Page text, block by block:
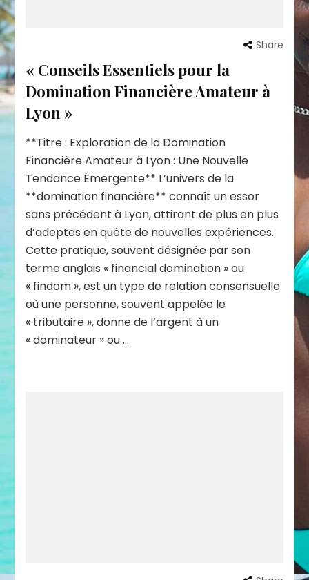
Share
« Conseils Essentiels pour la
Domination Financière Amateur à
Lyon »
**Titre : Exploration de la Domination
Financière Amateur à Lyon : Une Nouvelle
Tendance Émergente** L’univers de la
**domination financière** connaît un essor
sans précédent à Lyon, attirant de plus en plus
d’adeptes en quête de nouvelles expériences.
Cette pratique, souvent désignée par son
terme anglais « financial domination » ou
« findom », est un type de relation consensuelle
où une personne, souvent appelée le
« tributaire », donne de l’argent à un
« dominateur » ou …